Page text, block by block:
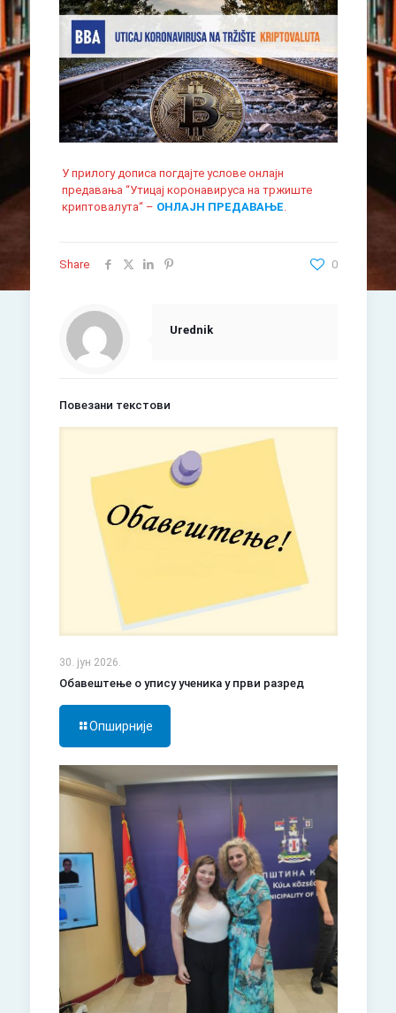
У прилогу дописа погдајте услове онлајн
предавања “Утицај коронавируса на тржиште
криптовалута“ – ОНЛАЈН ПРЕДАВАЊЕ.
Share 0
Urednik
Повезани текстови
30. јун 2026.
Обавештење о упису ученика у први разред
Опширније